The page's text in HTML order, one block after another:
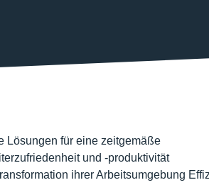
Lösungen für eine zeitgemäße
und -produktivität
ihrer Arbeitsumgebung